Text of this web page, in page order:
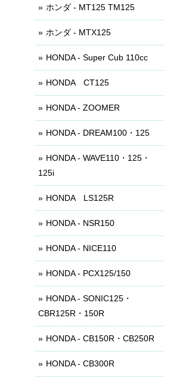
ホンダ - MT125 TM125
ホンダ - MTX125
HONDA - Super Cub 110cc
HONDA CT125
HONDA - ZOOMER
HONDA - DREAM100・125
HONDA - WAVE110・125・
125i
HONDA LS125R
HONDA - NSR150
HONDA - NICE110
HONDA - PCX125/150
HONDA - SONIC125・
CBR125R・150R
HONDA - CB150R・CB250R
HONDA - CB300R